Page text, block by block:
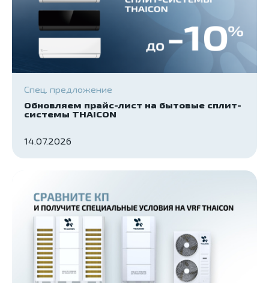
Спец. предложение
Обновляем прайс-лист на бытовые сплит-
системы THAICON
14.07.2026